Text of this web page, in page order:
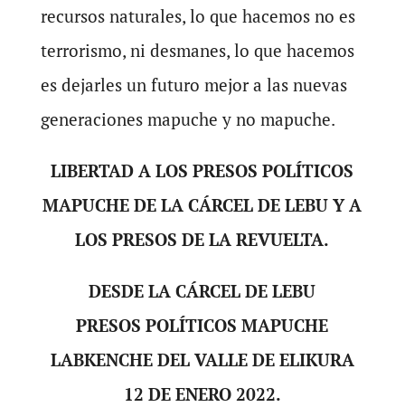
recursos naturales, lo que hacemos no es
terrorismo, ni desmanes, lo que hacemos
es dejarles un futuro mejor a las nuevas
generaciones mapuche y no mapuche.
LIBERTAD A LOS PRESOS POLÍTICOS
MAPUCHE DE LA CÁRCEL DE LEBU Y A
LOS PRESOS DE LA REVUELTA.
DESDE LA CÁRCEL DE LEBU
PRESOS POLÍTICOS MAPUCHE
LABKENCHE DEL VALLE DE ELIKURA
12 DE ENERO 2022.